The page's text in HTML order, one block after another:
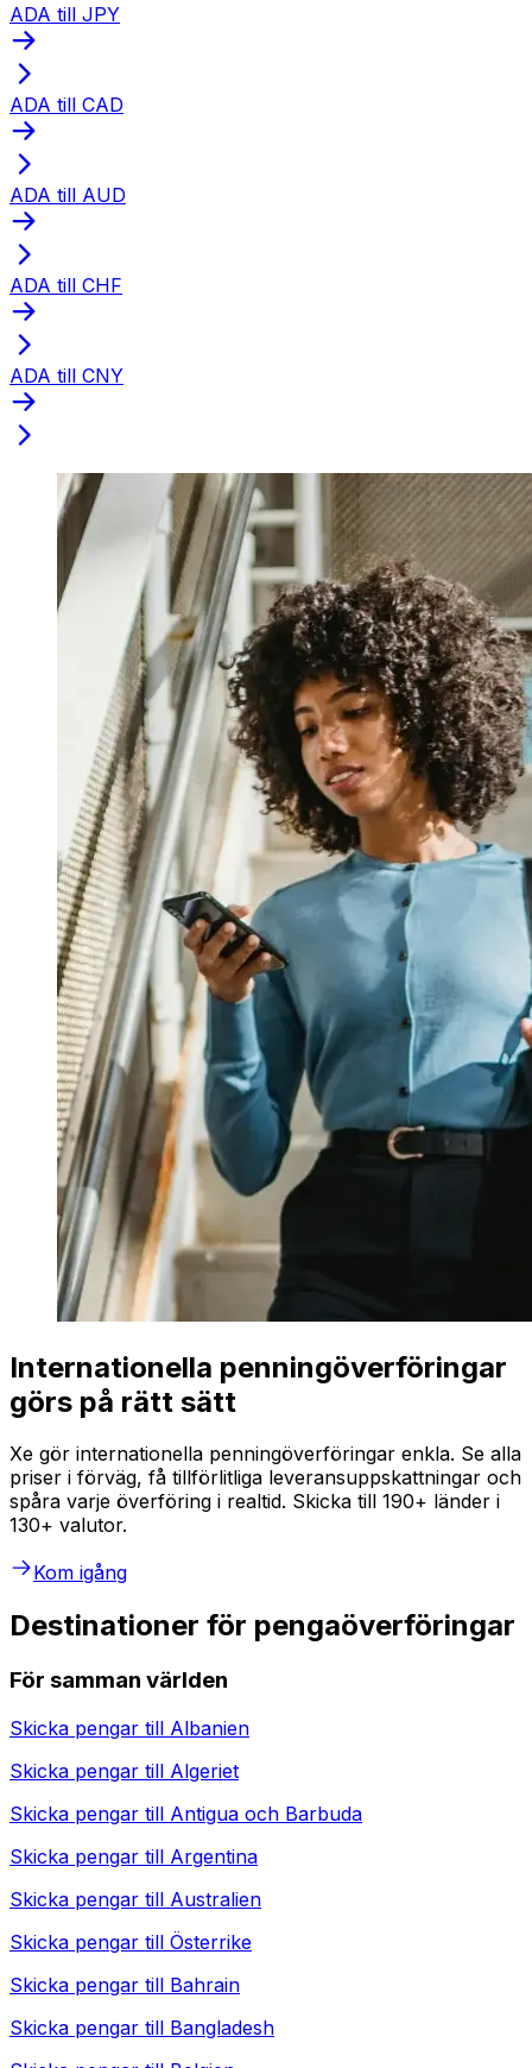
ADA till JPY
ADA till CAD
ADA till AUD
ADA till CHF
ADA till CNY
Internationella penningöverföringar
görs på rätt sätt
Xe gör internationella penningöverföringar enkla. Se alla
priser i förväg, få tillförlitliga leveransuppskattningar och
spåra varje överföring i realtid. Skicka till 190+ länder i
130+ valutor.
Kom igång
Destinationer för pengaöverföringar
För samman världen
Skicka pengar till Albanien
Skicka pengar till Algeriet
Skicka pengar till Antigua och Barbuda
Skicka pengar till Argentina
Skicka pengar till Australien
Skicka pengar till Österrike
Skicka pengar till Bahrain
Skicka pengar till Bangladesh